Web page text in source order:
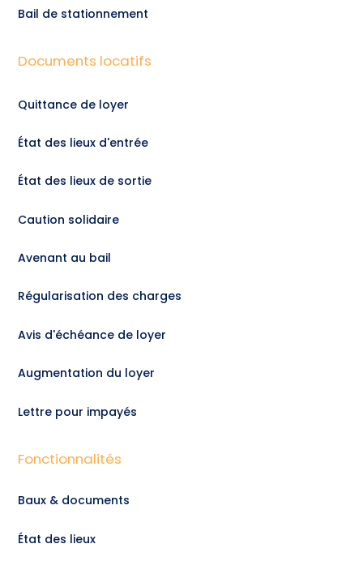
Bail de stationnement
Documents locatifs
Quittance de loyer
État des lieux d'entrée
État des lieux de sortie
Caution solidaire
Avenant au bail
Régularisation des charges
Avis d'échéance de loyer
Augmentation du loyer
Lettre pour impayés
Fonctionnalités
Baux & documents
État des lieux